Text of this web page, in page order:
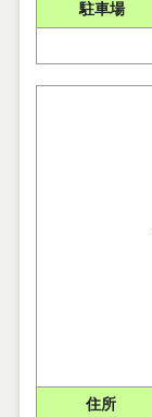
駐車場
住所